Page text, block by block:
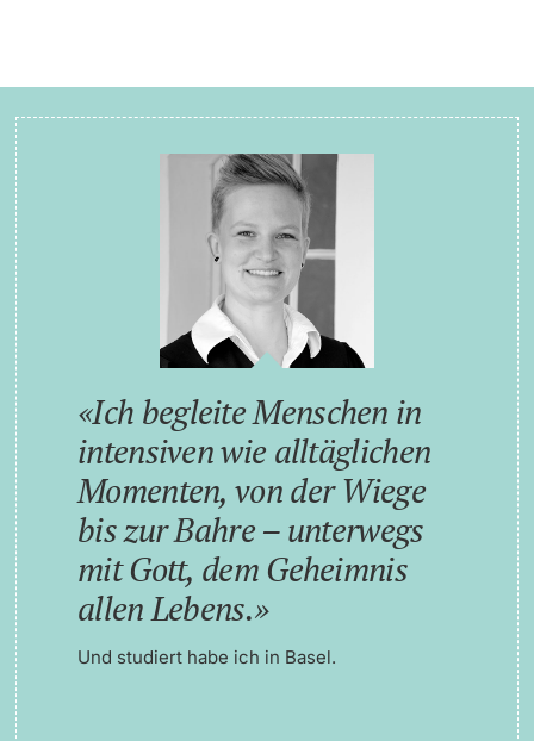
Ich begleite Menschen in
intensiven wie alltäglichen
Momenten, von der Wiege
bis zur Bahre – unterwegs
mit Gott, dem Geheimnis
allen Lebens.
Und studiert habe ich in Basel.